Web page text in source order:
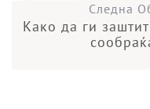
Следна
Како да ги